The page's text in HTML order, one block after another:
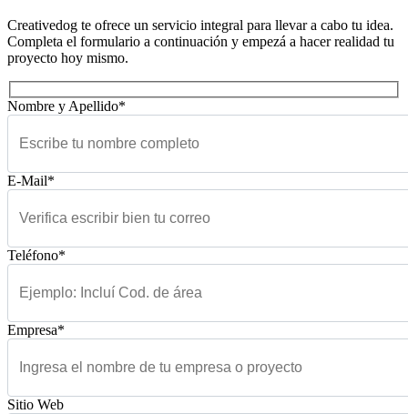
Creativedog te ofrece un servicio integral para llevar a cabo tu idea.
Completa el formulario a continuación y empezá a hacer realidad tu
proyecto hoy mismo.
Nombre y Apellido*
E-Mail*
Teléfono*
Empresa*
Sitio Web